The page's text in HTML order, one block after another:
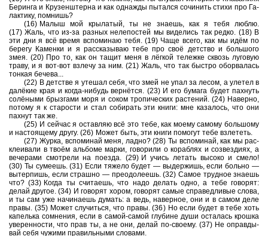
Бе­рин­га и Кру­зен­штер­на и как од­на­ж­ды пы­тал­ся со­чи­нить стихи про Га­
лак­ти­ку, пом­нишь?
(16) Малыш мой кры­ла­тый, ты не зна­ешь, как я тебя люблю.
(17) Жаль, что из-⁠за раз­ных не­ле­по­стей мы ви­де­лись так редко. (18) В
эти дни я всё время вспо­ми­наю тебя. (19) Чаще всего, как мы идём по
бе­ре­гу Ка­мен­ки и я рас­ска­зы­ваю тебе про своё дет­ство и боль­шо­го
змея. (20) Про то, как он тащит меня в лёгкой те­леж­ке сквозь лу­го­вую
траву, и я вот-⁠вот взле­чу за ним. (21) Жаль, что так быст­ро обо­рва­лась
тон­кая бе­че­ва...
(22) В дет­стве я уте­шал себя, что змей не упал за лесом, а уле­тел в
далёкие края и когда-⁠ни­будь вернётся. (23) И его бу­ма­га будет пах­нуть
солёными брыз­га­ми моря и соком тро­пи­че­ских рас­те­ний. (24) На­вер­но,
по­то­му я к ста­ро­сти и стал со­би­рать эти книги: мне ка­за­лось, что они
пах­нут так же.
(25) И сей­час я остав­ляю всё это тебе, как моему са­мо­му боль­шо­му
и на­сто­я­ще­му другу. (26) Может быть, эти книги по­мо­гут тебе взле­теть.
(27) Журка, вспо­ми­най меня, ладно? (28) Ты вспо­ми­най, как мы рас­
кле­и­ва­ли в твоём аль­бо­ме марки, го­во­ри­ли о ко­раб­лях и со­звез­ди­ях, а
ве­че­ра­ми смот­ре­ли на по­ез­да. (29) И учись ле­тать вы­со­ко и смело!
(30) Ты су­ме­ешь. (31) Если тя­же­ло будет — вы­дер­жишь, если боль­но —
вы­тер­пишь, если страш­но — пре­одо­ле­ешь. (32) Самое труд­ное зна­ешь
что? (33) Когда ты счи­та­ешь, что надо де­лать одно, а тебе го­во­рят:
делай дру­гое. (34) И го­во­рят хором, го­во­рят самые спра­вед­ли­вые слова,
и ты сам уже на­чи­на­ешь ду­мать: а ведь, на­вер­ное, они и в самом деле
правы. (35) Может слу­чить­ся, что правы. (36) Но если будет в тебе хоть
ка­пель­ка со­мне­ния, если в самой-самой глу­би­не души оста­лась крош­ка
уве­рен­но­сти, что прав ты, а не они, делай по-⁠сво­е­му. (37) Не оправ­ды­
вай себя чу­жи­ми пра­виль­ны­ми сло­ва­ми.